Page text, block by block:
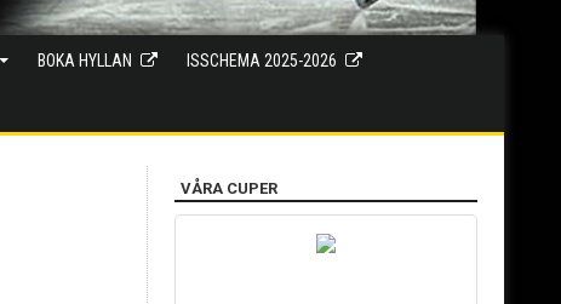
BOKA HYLLAN ISSCHEMA 2025-2026
VÅRA CUPER